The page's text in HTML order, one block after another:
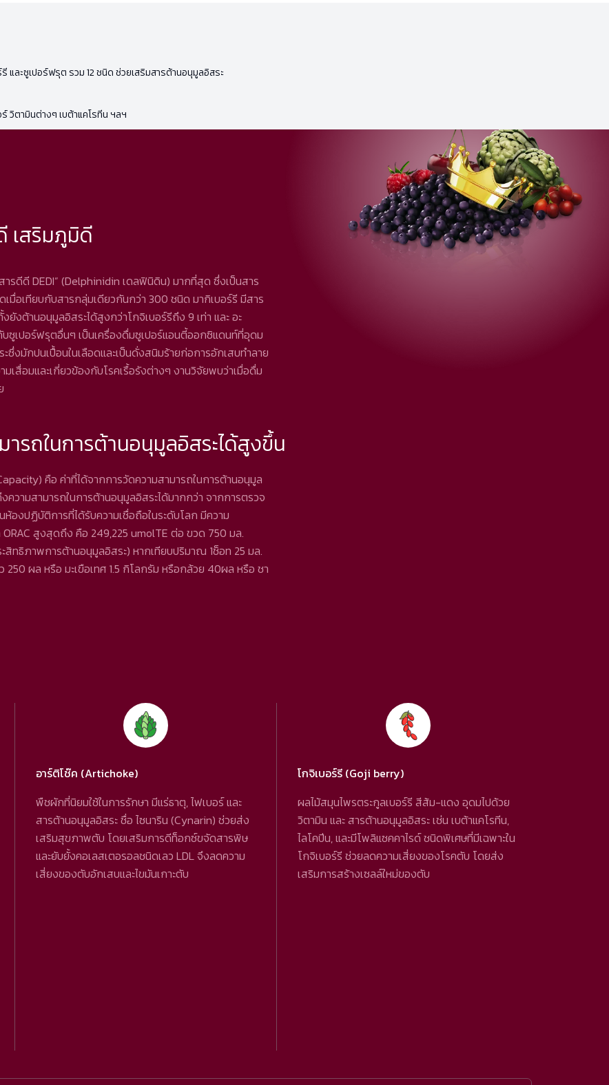
ละซูเปอร์ฟรุต รวม 12 ชนิด ช่วยเสริมสารต้านอนุมูลอิสระ
วิตามินต่างๆ เบต้าแคโรทีน ฯลฯ
เสริมภูมิดี
ดีดี DEDI” (Delphinidin เดลฟินิดิน) มากที่สุด ซึ่งเป็นสาร
อเทียบกับสารกลุ่มเดียวกันกว่า 300 ชนิด มากิเบอร์รี มีสาร
ยังต้านอนุมูลอิสระได้สูงกว่าโกจิเบอร์รีถึง 9 เท่า และ อะ
ซูเปอร์ฟรุตอื่นๆ เป็นเครื่องดื่มซูเปอร์แอนตี้ออกซิแดนท์ที่อุดม
มักปนเปื้อนในเลือดและเป็นดั่งสนิมร้ายก่อการอักเสบทำลาย
สื่อมและเกี่ยวข้องกับโรคเรื้อรังต่างๆ งานวิจัยพบว่าเมื่อดื่ม
รถในการต้านอนุมูลอิสระได้สูงขึ้น
คือ ค่าที่ได้จากการวัดความสามารถในการต้านอนุมูล
วามสามารถในการต้านอนุมูลอิสระได้มากกว่า จากการตรวจ
องปฏิบัติการที่ได้รับความเชื่อถือในระดับโลก มีความ
สูงสุดถึง คือ 249,225 umolTE ต่อ ขวด 750 มล.
สิทธิภาพการต้านอนุมูลอิสระ) หากเทียบปริมาณ 1ช็อท 25 มล.
250 ผล หรือ มะเขือเทศ 1.5 กิโลกรัม หรือกล้วย 40ผล หรือ ชา
อาร์ติโช๊ค (Artichoke)
พืชผักที่นิยมใช้ในการรักษา มีแร่ธาตุ, ไฟเบอร์ และ
สารต้านอนุมูลอิสระ ชื่อ ไซนาริน (Cynarin) ช่วยส่ง
เสริมสุขภาพตับ โดยเสริมการดีท็อกซ์ขจัดสารพิษ
และยับยั้งคอเลสเตอรอลชนิดเลว LDL จึงลดความ
เสี่ยงของตับอักเสบและไขมันเกาะตับ
โกจิเบอร์รี (Goji berry)
ผลไม้สมุนไพรตระกูลเบอร์รี สีส้ม-แดง อุดมไปด้วย
วิตามิน และ สารต้านอนุมูลอิสระ เช่น เบต้าแคโรทีน,
ไลโคปีน, และมีโพลิแซคคาไรด์ ชนิดพิเศษที่มีเฉพาะใน
โกจิเบอร์รี ช่วยลดความเสี่ยงของโรคตับ โดยส่ง
เสริมการสร้างเซลล์ใหม่ของตับ